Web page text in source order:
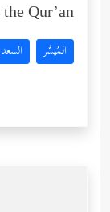
Qur’an:
المُيسَّر